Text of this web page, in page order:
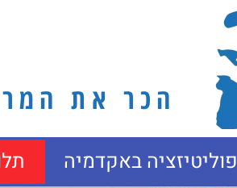
הכר את
פוליטיזציה באקדמיה